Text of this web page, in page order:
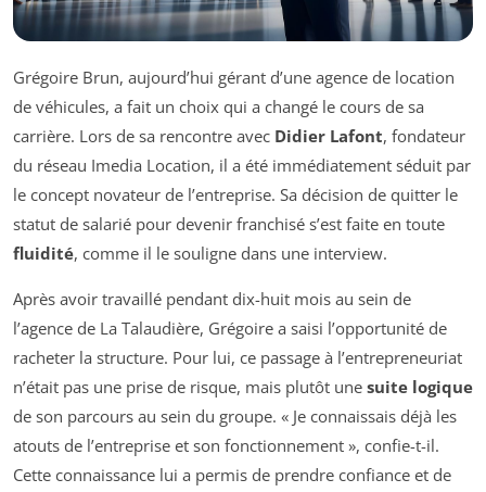
Grégoire Brun, aujourd’hui gérant d’une agence de location
de véhicules, a fait un choix qui a changé le cours de sa
carrière. Lors de sa rencontre avec Didier Lafont, fondateur
du réseau Imedia Location, il a été immédiatement séduit par
le concept novateur de l’entreprise. Sa décision de quitter le
statut de salarié pour devenir franchisé s’est faite en toute
fluidité, comme il le souligne dans une interview.
Après avoir travaillé pendant dix-huit mois au sein de
l’agence de La Talaudière, Grégoire a saisi l’opportunité de
racheter la structure. Pour lui, ce passage à l’entrepreneuriat
n’était pas une prise de risque, mais plutôt une suite logique
de son parcours au sein du groupe. « Je connaissais déjà les
atouts de l’entreprise et son fonctionnement », confie-t-il.
Cette connaissance lui a permis de prendre confiance et de